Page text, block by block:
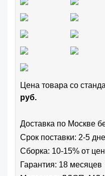
Цена товара cо
руб.
Доставка по Москве
Срок поставки: 2-5
Сборка: 10-15% от
Гарантия: 18 месяцев